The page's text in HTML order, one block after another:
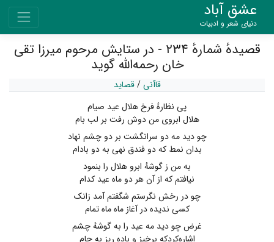
عشق آباد
دنیای شعر و ادبیات
قصیدهٔ شمارهٔ ۲۳۴ - در ستایش مرحوم میرزا تقی
خان رحمه‌الله گوید
قاآنی/قصاید
پی نظارهٔ فرخ هلال عید صیام
هلال ابروی من دوش رفت بر لب بام
چو دید مه دو سرانگشت بر دو چشم نهاد
بدان نمط‌ که دو فندق نهی به دو بادام
به من ز گوشهٔ ابرو هلال را بنمود
نیافتم‌ که از آن هر دو ماه عید کدام
چو در رخش نگرستم شگفتم آمد زانک
کسی ندیده در آغاز ماه ماه تمام
غرض چو دید مه عید را به‌ گوشهٔ چشم
اشاره‌کردکه برخیز و باده ریز به جام